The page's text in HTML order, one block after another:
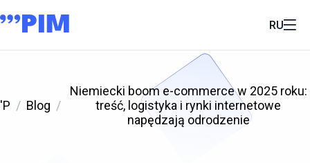
RU
'P Blog
Niemiecki boom e-commerce w 2025 roku:
treść, logistyka i rynki internetowe
napędzają odrodzenie